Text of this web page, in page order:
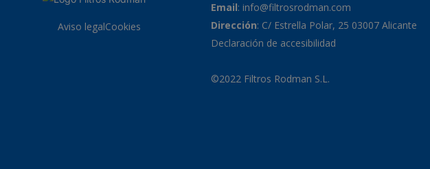
Aviso legalCookies
Email: info@filtrosrodman.com
Dirección: C/ Estrella Polar, 25 03007 Alicante
Declaración de accesibilidad
©2022 Filtros Rodman S.L.